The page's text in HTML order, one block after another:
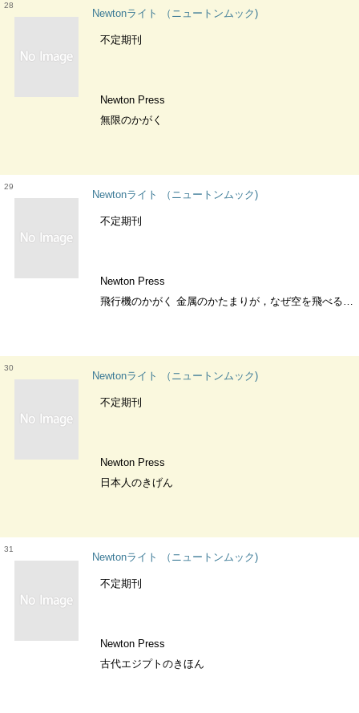
28
Newtonライト （ニュートンムック)
不定期刊
Newton Press
無限のかがく
29
Newtonライト （ニュートンムック)
不定期刊
Newton Press
飛行機のかがく 金属のかたまりが，なぜ空を飛べるのか？
30
Newtonライト （ニュートンムック)
不定期刊
Newton Press
日本人のきげん
31
Newtonライト （ニュートンムック)
不定期刊
Newton Press
古代エジプトのきほん